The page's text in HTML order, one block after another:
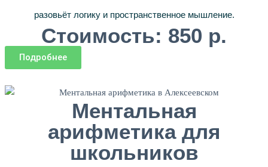
разовьёт логику и пространственное мышление.
Стоимость: 850 р.
Подробнее
Ментальная
арифметика для
школьников